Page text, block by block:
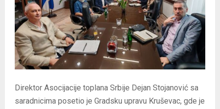
Direktor Asocijacije toplana Srbije Dejan Stojanović sa
saradnicima posetio je Gradsku upravu Kruševac, gde je